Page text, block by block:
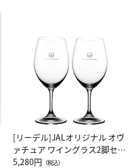
[リーデル]JALオリジナル オヴ
ァチュア ワイングラス2脚セッ
ト（レッドワイン）
5,280円 （税込）